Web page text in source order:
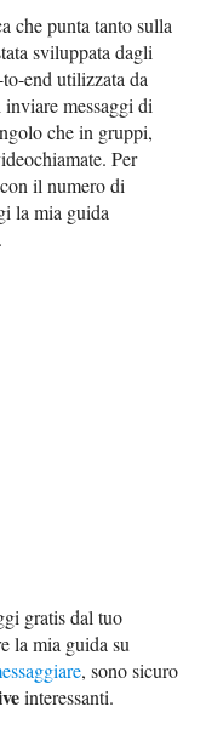
che punta tanto sulla
sviluppata dagli
end utilizzata da
messaggi di
che in gruppi,
Per
il numero di
la mia guida
.
gratis dal tuo
la mia guida su
, sono sicuro
interessanti.